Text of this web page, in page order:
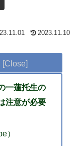
2023.11.10
一蓮托生の
注意が必要
）